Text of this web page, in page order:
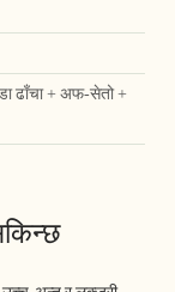
ढाँचा + अफ-सेतो +